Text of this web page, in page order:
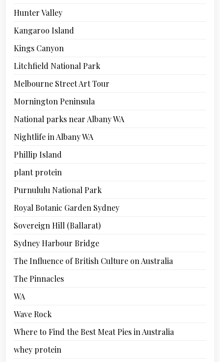
Hunter Valley
Kangaroo Island
Kings Canyon
Litchfield National Park
Melbourne Street Art Tour
Mornington Peninsula
National parks near Albany WA
Nightlife in Albany WA
Phillip Island
plant protein
Purnululu National Park
Royal Botanic Garden Sydney
Sovereign Hill (Ballarat)
Sydney Harbour Bridge
The Influence of British Culture on Australia
The Pinnacles
WA
Wave Rock
Where to Find the Best Meat Pies in Australia
whey protein